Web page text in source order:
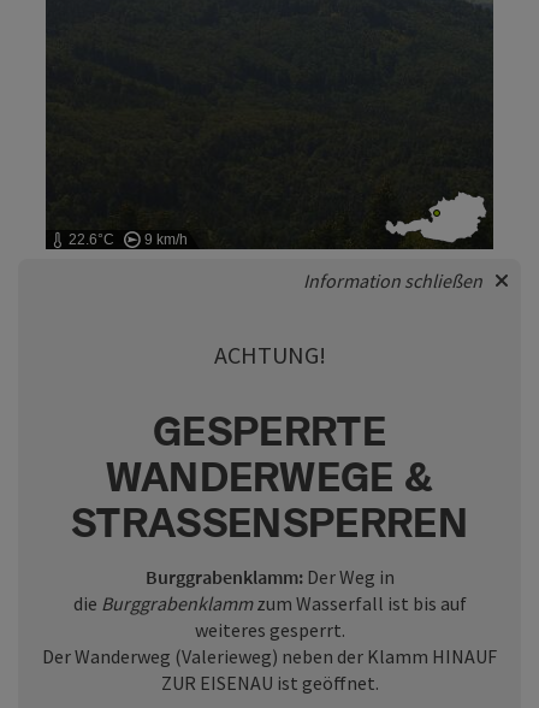
22.6°C 9 km/h
Information schließen
ACHTUNG!
GESPERRTE
WANDERWEGE &
STRASSENSPERREN
Burggrabenklamm: Der Weg in
die Burggrabenklammzum Wasserfall ist bis auf
weiteres gesperrt.
Der Wanderweg (Valerieweg) neben der Klamm HINAUF
ZUR EISENAU ist geöffnet.